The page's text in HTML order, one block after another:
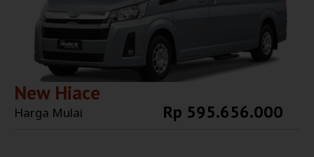
New Hiace
Harga Mulai Rp 595.656.000